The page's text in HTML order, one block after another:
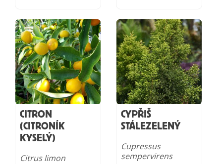
CITRON
(CITRONÍK
KYSELÝ)
Citrus limon
CYPŘIŠ
STÁLEZELENÝ
Cupressus
sempervirens